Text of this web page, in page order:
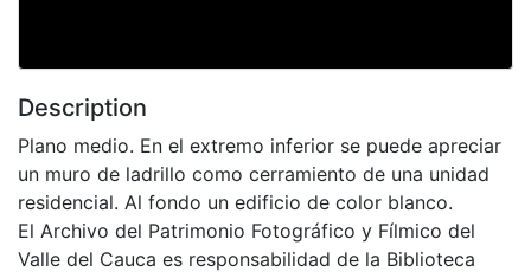
Description
Plano medio. En el extremo inferior se puede apreciar
un muro de ladrillo como cerramiento de una unidad
residencial. Al fondo un edificio de color blanco.
El Archivo del Patrimonio Fotográfico y Fílmico del
Valle del Cauca es responsabilidad de la Biblioteca